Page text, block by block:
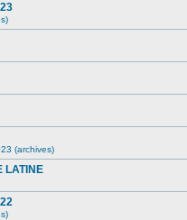
(archives)
LATINE